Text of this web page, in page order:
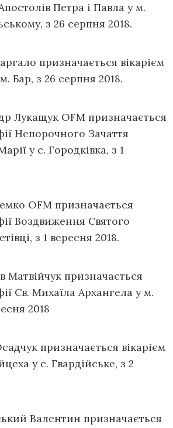
Петра і Павла у м.
з 26 серпня 2018.
призначається вікарієм
Бар, з 26 серпня 2018.
Лукащук OFM призначається
Непорочного Зачаття
у с. Городківка, з 1
OFM призначається
Воздвиження Святого
з 1 вересня 2018.
призначається
Св. Михаїла Архангела у м.
2018
призначається вікарієм
у с. Гвардійське, з 2
Валентин призначається